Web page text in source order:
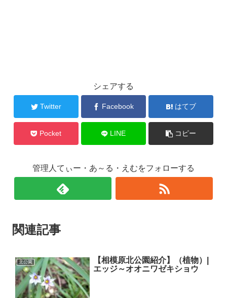
シェアする
Twitter Facebook はてブ
Pocket LINE コピー
管理人てぃー・あ～る・えむをフォローする
関連記事
北公園
【相模原北公園紹介】（植物）|
エッジ～オオニワゼキショウ